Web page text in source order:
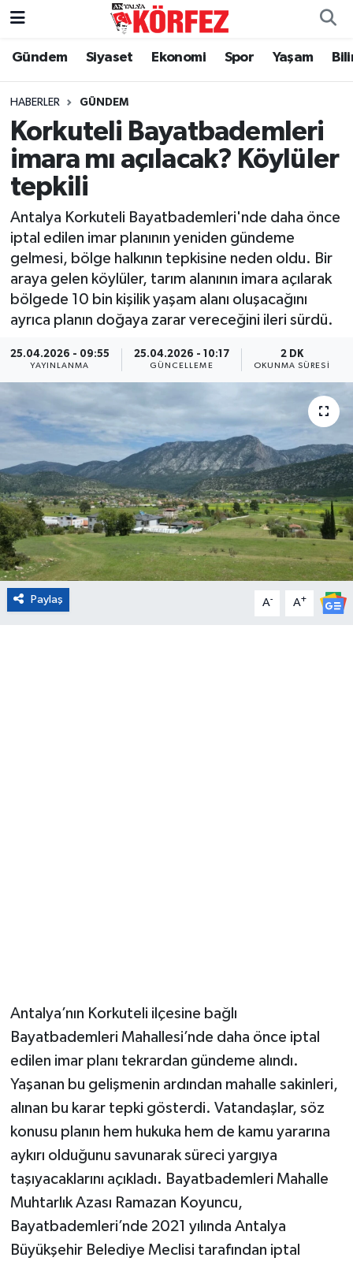
Gündem Siyaset Ekonomi Spor Yaşam
HABERLER GÜNDEM
Korkuteli Bayatbademleri
imara mı açılacak? Köylüler
tepkili
Antalya Korkuteli Bayatbademleri'nde daha önce
iptal edilen imar planının yeniden gündeme
gelmesi, bölge halkının tepkisine neden oldu. Bir
araya gelen köylüler, tarım alanının imara açılarak
bölgede 10 bin kişilik yaşam alanı oluşacağını
ayrıca planın doğaya zarar vereceğini ileri sürdü.
25.04.2026 - 09:55
YAYINLANMA
25.04.2026 - 10:17
GÜNCELLEME
2 DK
OKUNMA SÜRESI
Paylaş A- A+
Antalya’nın Korkuteli ilçesine bağlı
Bayatbademleri Mahallesi’nde daha önce iptal
edilen imar planı tekrardan gündeme alındı.
Yaşanan bu gelişmenin ardından mahalle sakinleri,
alınan bu karar tepki gösterdi. Vatandaşlar, söz
konusu planın hem hukuka hem de kamu yararına
aykırı olduğunu savunarak süreci yargıya
taşıyacaklarını açıkladı. Bayatbademleri Mahalle
Muhtarlık Azası Ramazan Koyuncu,
Bayatbademleri’nde 2021 yılında Antalya
Büyükşehir Belediye Meclisi tarafından iptal
Gündem
Siyaset
Yerel Yönetim
Ekonomi
Spor
Yaşam
Asayiş
Eğitim
Sağlık
Magazin
Turizm
Çevre
Kültür ve Sanat
Nöbetçi Eczaneler
Hava Durumu
Trafik Durumu
Süper Lig Puan Durumu ve Fikstür
Tüm Manşetler
Son Dakika Haberleri
Haber Arşivi